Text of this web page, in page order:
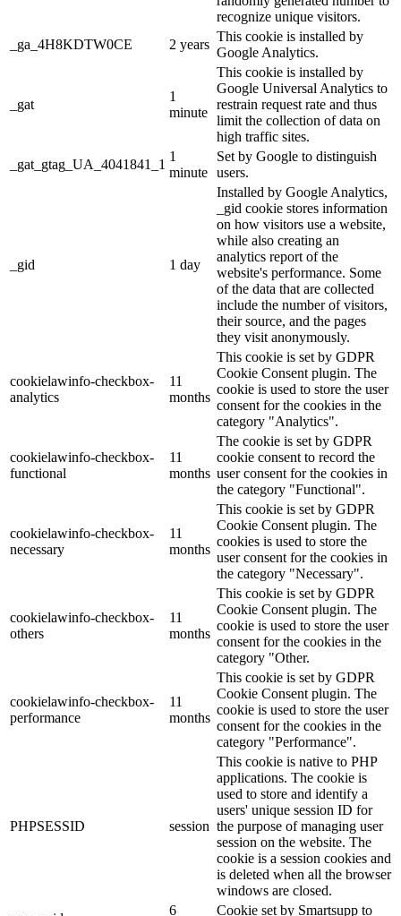
recognize unique visitors.
_ga_4H8KDTW0CE
2 years
This cookie is installed by
Google Analytics.
_gat
1
minute
This cookie is installed by
Google Universal Analytics to
restrain request rate and thus
limit the collection of data on
high traffic sites.
_gat_gtag_UA_4041841_1
1
minute
Set by Google to distinguish
users.
_gid 1 day
Installed by Google Analytics,
_gid cookie stores information
on how visitors use a website,
while also creating an
analytics report of the
website's performance. Some
of the data that are collected
include the number of visitors,
their source, and the pages
they visit anonymously.
cookielawinfo-checkbox-
analytics
11
months
This cookie is set by GDPR
Cookie Consent plugin. The
cookie is used to store the user
consent for the cookies in the
category "Analytics".
cookielawinfo-checkbox-
functional
11
months
The cookie is set by GDPR
cookie consent to record the
user consent for the cookies in
the category "Functional".
cookielawinfo-checkbox-
necessary
11
months
This cookie is set by GDPR
Cookie Consent plugin. The
cookies is used to store the
user consent for the cookies in
the category "Necessary".
cookielawinfo-checkbox-
others
11
months
This cookie is set by GDPR
Cookie Consent plugin. The
cookie is used to store the user
consent for the cookies in the
category "Other.
cookielawinfo-checkbox-
performance
11
months
This cookie is set by GDPR
Cookie Consent plugin. The
cookie is used to store the user
consent for the cookies in the
category "Performance".
PHPSESSID session
This cookie is native to PHP
applications. The cookie is
used to store and identify a
users' unique session ID for
the purpose of managing user
session on the website. The
cookie is a session cookies and
is deleted when all the browser
windows are closed.
6
Cookie set by Smartsupp to